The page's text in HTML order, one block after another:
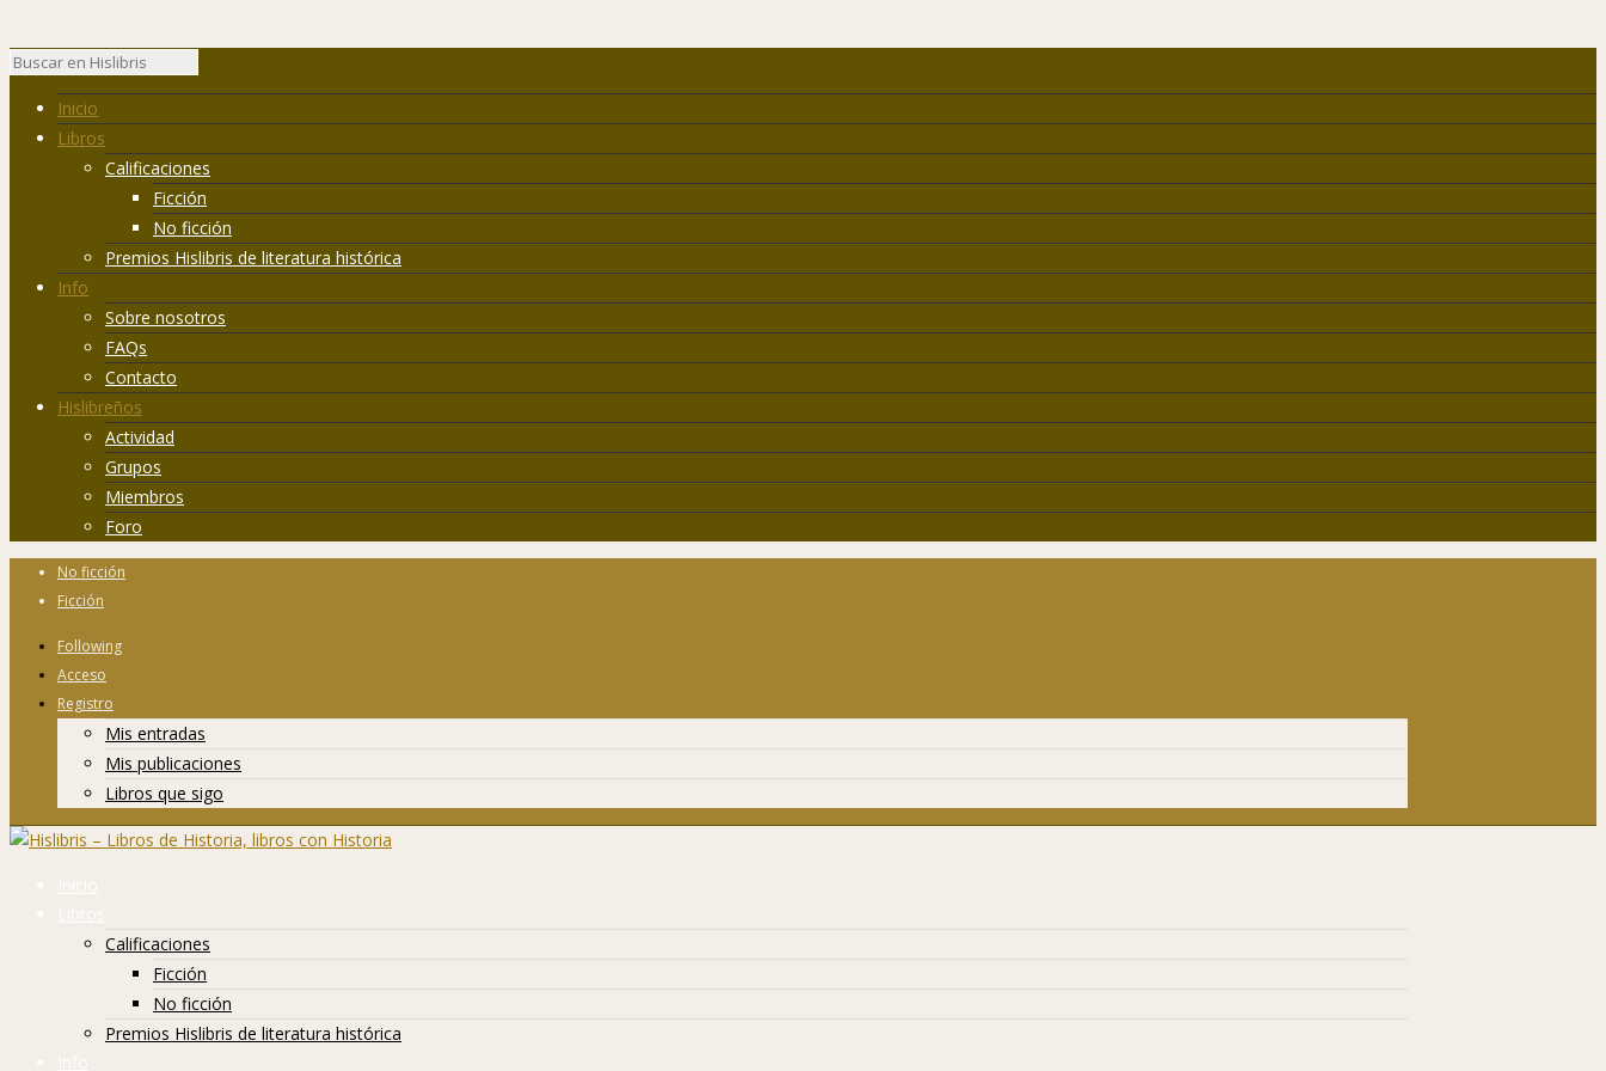
Inicio
Libros
Calificaciones
Ficción
No ficción
Premios Hislibris de literatura histórica
Info
Sobre nosotros
FAQs
Contacto
Hislibreños
Actividad
Grupos
Miembros
Foro
No ficción
Ficción
Following
Acceso
Registro
Mis entradas
Mis publicaciones
Libros que sigo
Inicio
Libros
Calificaciones
Ficción
No ficción
Premios Hislibris de literatura histórica
Info